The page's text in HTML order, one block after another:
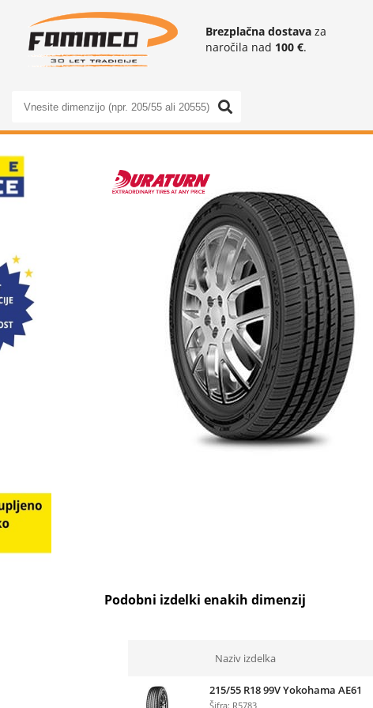
Brezplačna dostava za
naročila nad 100 €.
Podobni izdelki enakih dimenzij
Naziv izdelka
215/55 R18 99V Yokohama AE61
Šifra: R5783